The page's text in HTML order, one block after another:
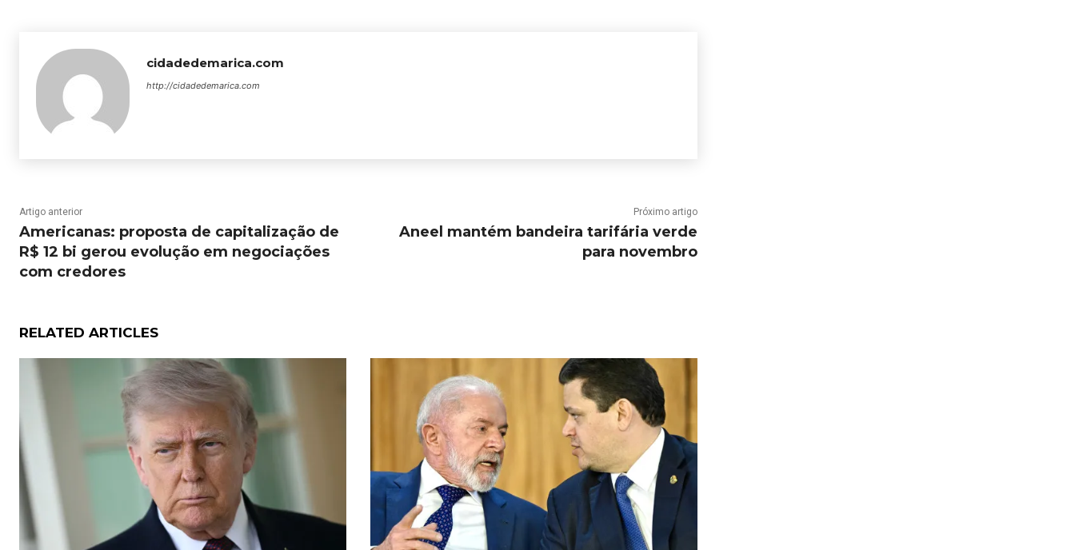
cidadedemarica.com
http://cidadedemarica.com
Artigo anterior
Americanas: proposta de capitalização de
R$ 12 bi gerou evolução em negociações
com credores
Próximo artigo
Aneel mantém bandeira tarifária verde
para novembro
RELATED ARTICLES